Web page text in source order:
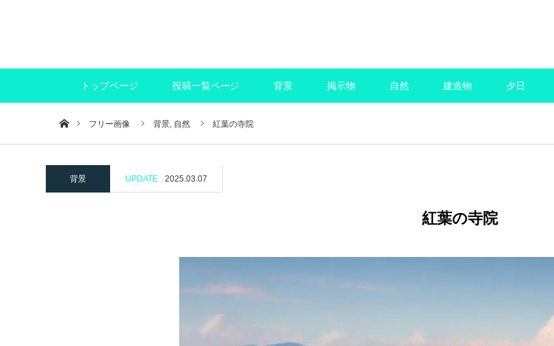
トップページ 投稿一覧ページ 背景 掲示物 自然 建造物 夕日
ホームフリー画像 背景, 自然 紅葉の寺院
背景 UPDATE 2025.03.07
紅葉の寺院